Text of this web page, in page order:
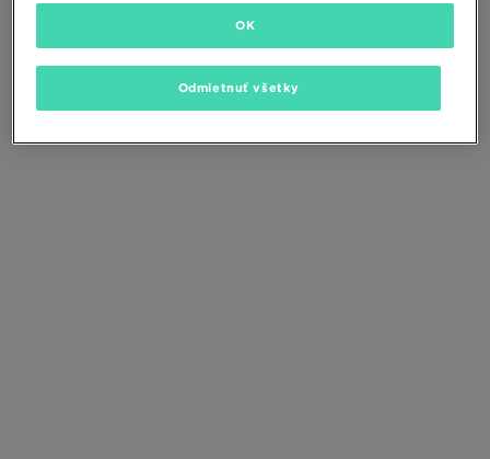
Odmietnuť všetky
OK